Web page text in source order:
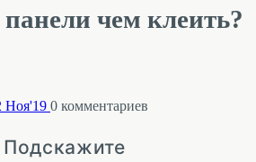
чем клеить?
Ноя'19 0 комментариев